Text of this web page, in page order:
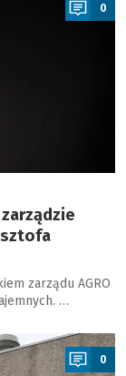
0
zarządu AGRO
…
0